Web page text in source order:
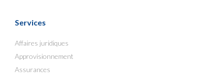
Services
Affaires juridiques
Approvisionnement
Assurances